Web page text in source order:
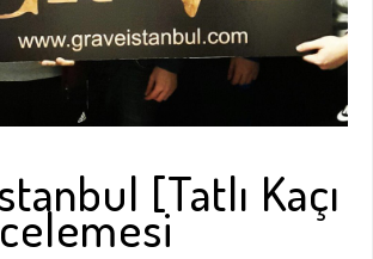
[Tatlı Kaçı